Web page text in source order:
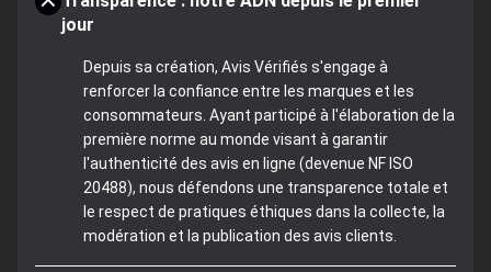
jour
Depuis sa création, Avis Vérifiés s'engage à
renforcer la confiance entre les marques et les
consommateurs. Ayant participé à l'élaboration de la
première norme au monde visant à garantir
l'authenticité des avis en ligne (devenue NF ISO
20488), nous défendons une transparence totale et
le respect de pratiques éthiques dans la collecte, la
modération et la publication des avis clients.